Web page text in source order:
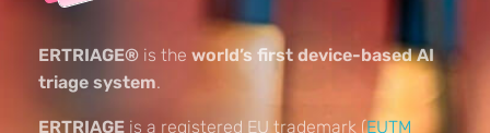
ERTRIAGE® is the world’s first device-based AI
triage system.
ERTRIAGE is a registered EU trademark (EUTM